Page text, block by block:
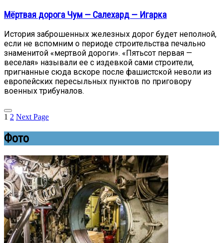
Мёртвая дорога Чум — Салехард — Игарка
История заброшенных железных дорог будет неполной,
если не вспомним о периоде строительства печально
знаменитой «мертвой дороги». «Пятьсот первая —
веселая» называли ее с издевкой сами строители,
пригнанные сюда вскоре после фашистской неволи из
европейских пересыльных пунктов по приговору
военных трибуналов.
1 2 Next Page
Фото